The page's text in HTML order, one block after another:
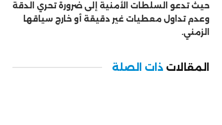
حيث تدعو السلطات الأمنية إلى ضرورة تحري الدقة
وعدم تداول معطيات غير دقيقة أو خارج سياقها
الزمني.
المقالات ذات الصلة